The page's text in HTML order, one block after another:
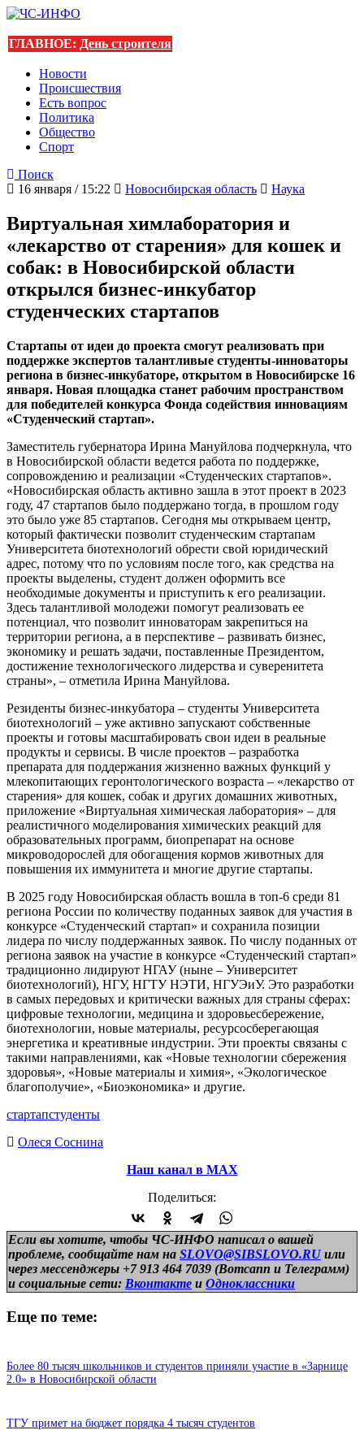
ГЛАВНОЕ: День строителя
Новости
Происшествия
Есть вопрос
Политика
Общество
Спорт
Поиск
16 января / 15:22
Новосибирская область Наука
Виртуальная химлаборатория и
«лекарство от старения» для кошек и
собак: в Новосибирской области
открылся бизнес-инкубатор
студенческих стартапов
Стартапы от идеи до проекта смогут реализовать при
поддержке экспертов талантливые студенты-инноваторы
региона в бизнес-инкубаторе, открытом в Новосибирске 16
января. Новая площадка станет рабочим пространством
для победителей конкурса Фонда содействия инновациям
«Студенческий стартап».
Заместитель губернатора Ирина Мануйлова подчеркнула, что
в Новосибирской области ведется работа по поддержке,
сопровождению и реализации «Студенческих стартапов».
«Новосибирская область активно зашла в этот проект в 2023
году, 47 стартапов было поддержано тогда, в прошлом году
это было уже 85 стартапов. Сегодня мы открываем центр,
который фактически позволит студенческим стартапам
Университета биотехнологий обрести свой юридический
адрес, потому что по условиям после того, как средства на
проекты выделены, студент должен оформить все
необходимые документы и приступить к его реализации.
Здесь талантливой молодежи помогут реализовать ее
потенциал, что позволит инноваторам закрепиться на
территории региона, а в перспективе – развивать бизнес,
экономику и решать задачи, поставленные Президентом,
достижение технологического лидерства и суверенитета
страны», – отметила Ирина Мануйлова.
Резиденты бизнес-инкубатора – студенты Университета
биотехнологий – уже активно запускают собственные
проекты и готовы масштабировать свои идеи в реальные
продукты и сервисы. В числе проектов – разработка
препарата для поддержания жизненно важных функций у
млекопитающих геронтологического возраста – «лекарство от
старения» для кошек, собак и других домашних животных,
приложение «Виртуальная химическая лаборатория» – для
реалистичного моделирования химических реакций для
образовательных программ, биопрепарат на основе
микроводорослей для обогащения кормов животных для
повышения их иммунитета и многие другие стартапы.
В 2025 году Новосибирская область вошла в топ-6 среди 81
региона России по количеству поданных заявок для участия в
конкурсе «Студенческий стартап» и сохранила позиции
лидера по числу поддержанных заявок. По числу поданных от
региона заявок на участие в конкурсе «Студенческий стартап»
традиционно лидируют НГАУ (ныне – Университет
биотехнологий), НГУ, НГТУ НЭТИ, НГУЭиУ. Это разработки
в самых передовых и критически важных для страны сферах:
цифровые технологии, медицина и здоровьесбережение,
биотехнологии, новые материалы, ресурсосберегающая
энергетика и креативные индустрии. Эти проекты связаны с
такими направлениями, как «Новые технологии сбережения
здоровья», «Новые материалы и химия», «Экологическое
благополучие», «Биоэкономика» и другие.
стартапстуденты
Олеся Соснина
Наш канал в МАХ
Поделиться:
Если вы хотите, чтобы ЧС-ИНФО написал о вашей
проблеме, сообщайте нам на SLOVO@SIBSLOVO.RU или
через мессенджеры +7 913 464 7039 (Вотсапп и Телеграмм)
и социальные сети: Вконтакте и Одноклассники
Еще по теме:
Более 80 тысяч школьников и студентов приняли участие в «Зарнице
2.0» в Новосибирской области
ТГУ примет на бюджет порядка 4 тысяч студентов